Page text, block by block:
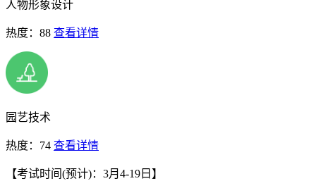
人物形象设计
热度：88 查看详情
园艺技术
热度：74 查看详情
【考试时间(预计)：3月4-19日】